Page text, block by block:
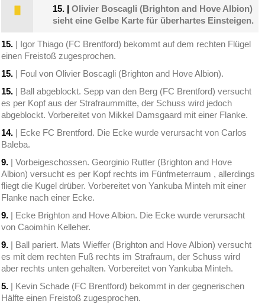
15. |Olivier Boscagli (Brighton and Hove Albion)
sieht eine Gelbe Karte für überhartes Einsteigen.
15. | Igor Thiago (FC Brentford) bekommt auf dem rechten Flügel
einen Freistoß zugesprochen.
15. | Foul von Olivier Boscagli (Brighton and Hove Albion).
15. | Ball abgeblockt. Sepp van den Berg (FC Brentford) versucht
es per Kopf aus der Strafraummitte, der Schuss wird jedoch
abgeblockt. Vorbereitet von Mikkel Damsgaard mit einer Flanke.
14. | Ecke FC Brentford. Die Ecke wurde verursacht von Carlos
Baleba.
9. | Vorbeigeschossen. Georginio Rutter (Brighton and Hove
Albion) versucht es per Kopf rechts im Fünfmeterraum , allerdings
fliegt die Kugel drüber. Vorbereitet von Yankuba Minteh mit einer
Flanke nach einer Ecke.
9. | Ecke Brighton and Hove Albion. Die Ecke wurde verursacht
von Caoimhín Kelleher.
9. | Ball pariert. Mats Wieffer (Brighton and Hove Albion) versucht
es mit dem rechten Fuß rechts im Strafraum, der Schuss wird
aber rechts unten gehalten. Vorbereitet von Yankuba Minteh.
5. | Kevin Schade (FC Brentford) bekommt in der gegnerischen
Hälfte einen Freistoß zugesprochen.